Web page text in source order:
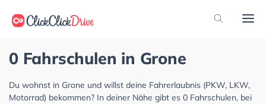
0 Fahrschulen in Grone
Du wohnst in Grone und willst deine Fahrerlaubnis (PKW, LKW,
Motorrad) bekommen? In deiner Nähe gibt es 0 Fahrschulen, bei